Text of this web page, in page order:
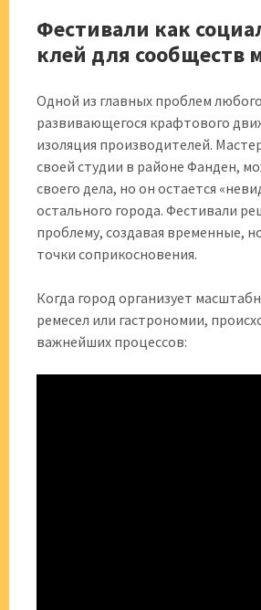
Фестивали как
клей для сообществ
Одной из главных проблем любого
развивающегося крафтового
изоляция производителей.
своей студии в районе Фанден,
своего дела, но он остается
остального города. Фестивали
проблему, создавая временные,
точки соприкосновения.
Когда город организует
ремесел или гастрономии,
важнейших процессов: